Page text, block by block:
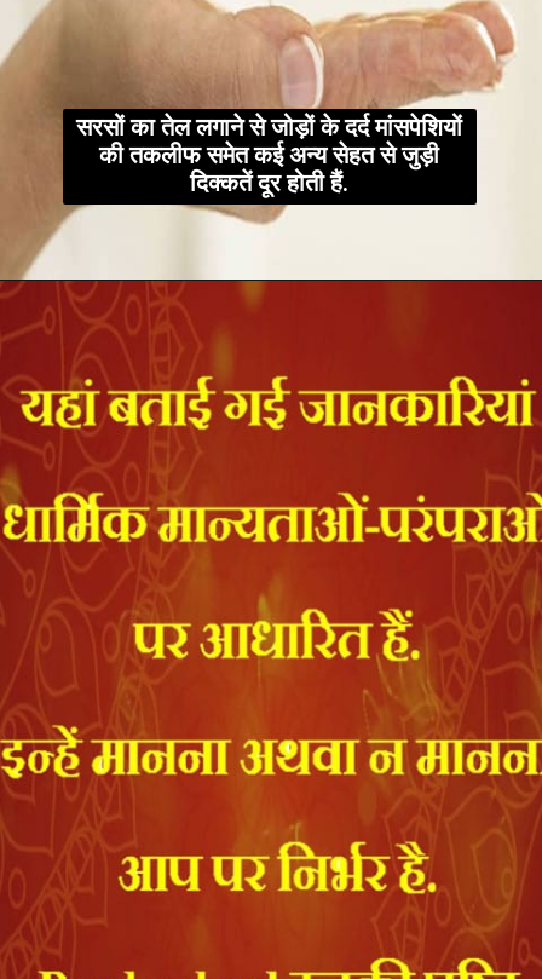
सरसों का तेल लगाने से जोड़ों के दर्द मांसपेशियों
की तकलीफ समेत कई अन्य सेहत से जुड़ी
दिक्कतें दूर होती हैं.